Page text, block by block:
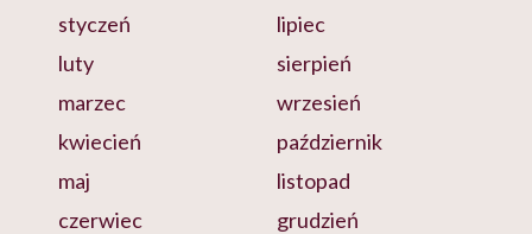
styczeń
luty
marzec
kwiecień
maj
czerwiec
lipiec
sierpień
wrzesień
październik
listopad
grudzień